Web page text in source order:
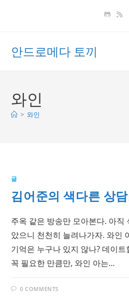
안드로메다 토끼
와인
> 와인
글
김어준의 색다른 상
주옥 같은 방송만 모아본다. 아직
았으니 천천히 늘려나가자. 와인
기억은 누구나 있지 않나? 데이
꼭 필요한 만큼만, 와인 아는…
0 COMMENTS